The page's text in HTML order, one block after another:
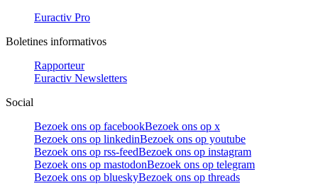
Euractiv Pro
Boletines informativos
Rapporteur
Euractiv Newsletters
Social
Bezoek ons op facebookBezoek ons op x
Bezoek ons op linkedinBezoek ons op youtube
Bezoek ons op rss-feedBezoek ons op instagram
Bezoek ons op mastodonBezoek ons op telegram
Bezoek ons op blueskyBezoek ons op threads